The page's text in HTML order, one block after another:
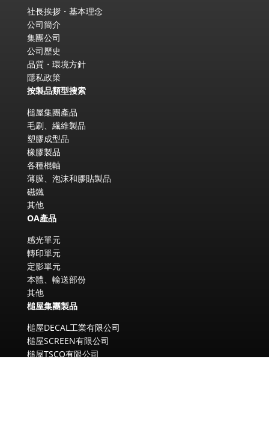
社長挨拶・基本理念
公司簡介
集團公司
公司歷史
品質・環境方針
隱私政策
按製品類型搜索
槌屋集團產品
毛刷、繊維製品
塑膠成型品
橡膠製品
各種棍軸
薄膜、泡沫和膠貼製品
磁鐵
其他
OA產品
感光單元
轉印單元
定影單元
本體、輸送部份
其他
槌屋集團製品
槌屋DECAL工業有限公司
槌屋SCREEN有限公司
槌屋TSCO有限公司